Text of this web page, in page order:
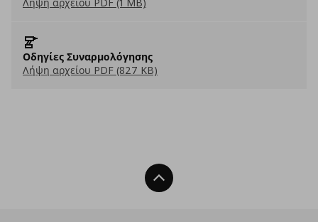
Οδηγίες Συναρμολόγησης
Λήψη αρχείου PDF (827 KB)
Back To Top